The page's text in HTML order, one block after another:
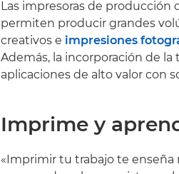
Las impresoras de producción
permiten producir grandes
creativos e impresiones
Además, la incorporación de
aplicaciones de alto valor con
Imprime y
«Imprimir tu trabajo te enseña